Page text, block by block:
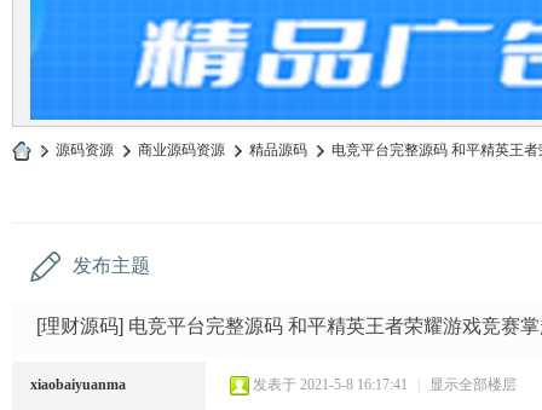
» 源码资源 › 商业源码资源 › 精品源码 › 电竞平台完整源码 和平精英王
发布主题
[理财源码] 电竞平台完整源码 和平精英王者荣耀游戏竞赛
xiaobaiyuanma 发表于 2021-5-8 16:17:41 | 显示全部楼层